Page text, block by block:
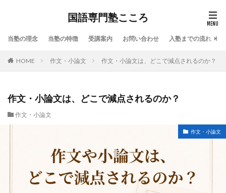
国語専門塾こころ
当塾の理念 当塾の特徴 受講案内 お問い合わせ 入塾までの流れ
HOME 作文・小論文 作文・小論文は、どこで減点されるのか？
作文・小論文は、どこで減点されるのか？
作文・小論文
作文・小論文